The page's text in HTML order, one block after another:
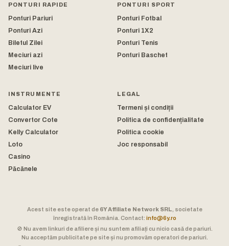
PONTURI RAPIDE
Ponturi Pariuri
Ponturi Azi
Biletul Zilei
Meciuri azi
Meciuri live
PONTURI SPORT
Ponturi Fotbal
Ponturi 1X2
Ponturi Tenis
Ponturi Baschet
INSTRUMENTE
Calculator EV
Convertor Cote
Kelly Calculator
Loto
Casino
Păcănele
LEGAL
Termeni și condiții
Politica de confidențialitate
Politica cookie
Joc responsabil
Acest site este operat de 6Y Affiliate Network SRL , societate
înregistrată în România. Contact: info@6y.ro
🚫 Nu avem linkuri de afiliere și nu suntem afiliați cu nicio casă de pariuri.
Nu acceptăm publicitate pe site și nu promovăm operatori de pariuri.